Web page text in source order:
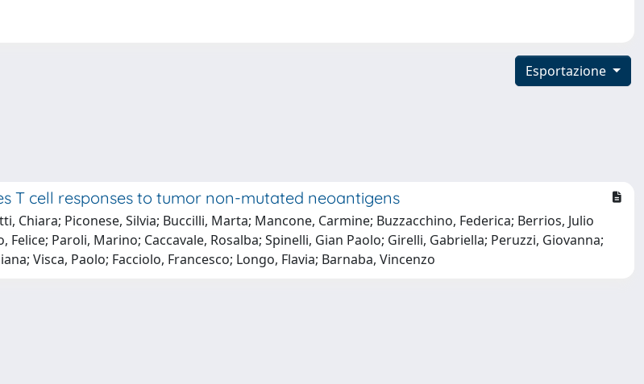
Esportazione
T cell responses to tumor non-mutated neoantigens
Chiara; Piconese, Silvia; Buccilli, Marta; Mancone, Carmine; Buzzacchino, Federica; Berrios, Julio
Paroli, Marino; Caccavale, Rosalba; Spinelli, Gian Paolo; Girelli, Gabriella; Peruzzi, Giovanna;
Visca, Paolo; Facciolo, Francesco; Longo, Flavia; Barnaba, Vincenzo